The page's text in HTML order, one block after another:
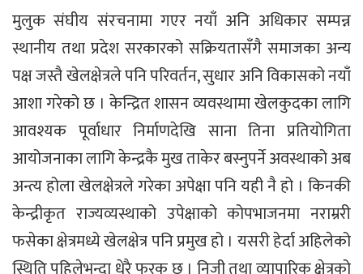
मुलुक संघीय संरचनामा गएर नयाँ अनि अधिकार सम्पन्न
स्थानीय तथा प्रदेश सरकारको सक्रियतासँगै समाजका अन्य
पक्ष जस्तै खेलक्षेत्रले पनि परिवर्तन, सुधार अनि विकासको नयाँ
आशा गरेको छ । केन्द्रित शासन व्यवस्थामा खेलकुदका लागि
आवश्यक पूर्वाधार निर्माणदेखि साना तिना प्रतियोगिता
आयोजनाका लागि केन्द्रकै मुख ताकेर बस्नुपर्ने अवस्थाको अब
अन्त्य होला खेलक्षेत्रले गरेका अपेक्षा पनि यही नै हो । किनकी
केन्द्रीकृत राज्यव्यस्थाको उपेक्षाको कोपभाजनमा नराम्ररी
फसेका क्षेत्रमध्ये खेलक्षेत्र पनि प्रमुख हो । यसरी हेर्दा अहिलेको